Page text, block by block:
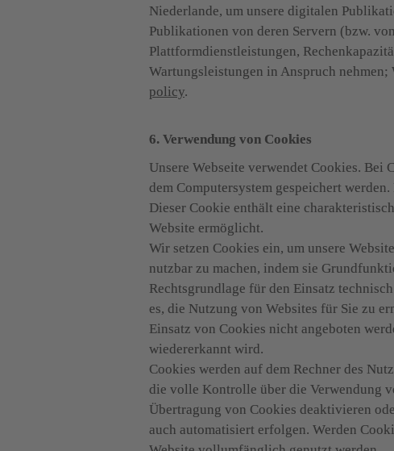
Niederlande, um unsere digitalen
Publikationen von deren Servern (bzw.
Plattformdienstleistungen,
Wartungsleistungen in Anspruch nehmen;
policy.
6. Verwendung von Cookies
Unsere Webseite verwendet Cookies. Bei
dem Computersystem gespeichert
Dieser Cookie enthält eine
Website ermöglicht.
Wir setzen Cookies ein, um unsere
nutzbar zu machen, indem sie
Rechtsgrundlage für den Einsatz
es, die Nutzung von Websites für Sie zu
Einsatz von Cookies nicht angeboten
wiedererkannt wird.
Cookies werden auf dem Rechner des
die volle Kontrolle über die Verwendung
Übertragung von Cookies deaktivieren
auch automatisiert erfolgen. Werden